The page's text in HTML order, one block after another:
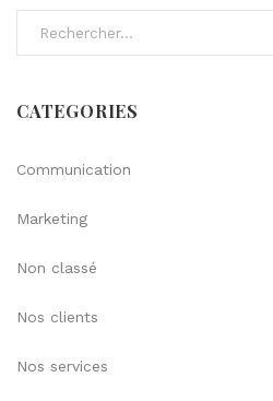
CATEGORIES
Communication
Marketing
Non classé
Nos clients
Nos services